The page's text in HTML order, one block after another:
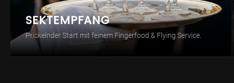
SEKTEMPFANG
Prickelnder Start mit feinem Fingerfood & Flying Service.